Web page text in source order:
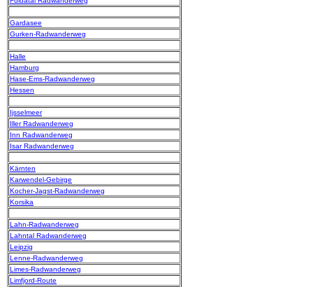
Gardasee
Gurken-Radwanderweg
Halle
Hamburg
Hase-Ems-Radwanderweg
Hessen
Ijsselmeer
Iller Radwanderweg
Inn Radwanderweg
Isar Radwanderweg
Kärnten
Karwendel-Gebirge
Kocher-Jagst-Radwanderweg
Korsika
Lahn-Radwanderweg
Lahntal Radwanderweg
Leipzig
Lenne-Radwanderweg
Limes-Radwanderweg
Limfjord-Route